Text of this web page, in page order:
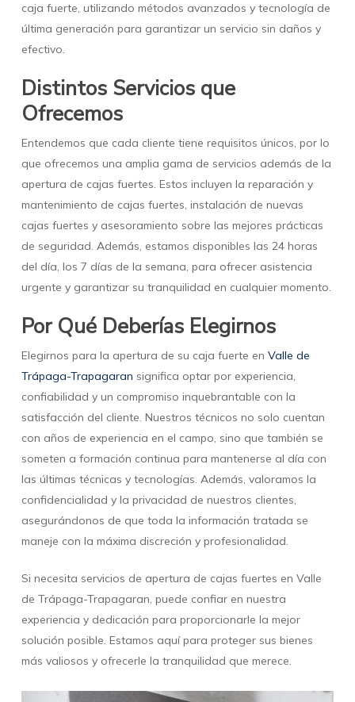
caja fuerte, utilizando métodos avanzados y tecnología de
última generación para garantizar un servicio sin daños y
efectivo.
Distintos Servicios que
Ofrecemos
Entendemos que cada cliente tiene requisitos únicos, por lo
que ofrecemos una amplia gama de servicios además de la
apertura de cajas fuertes. Estos incluyen la reparación y
mantenimiento de cajas fuertes, instalación de nuevas
cajas fuertes y asesoramiento sobre las mejores prácticas
de seguridad. Además, estamos disponibles las 24 horas
del día, los 7 días de la semana, para ofrecer asistencia
urgente y garantizar su tranquilidad en cualquier momento.
Por Qué Deberías Elegirnos
Elegirnos para la apertura de su caja fuerte en Valle de
Trápaga-Trapagaran significa optar por experiencia,
confiabilidad y un compromiso inquebrantable con la
satisfacción del cliente. Nuestros técnicos no solo cuentan
con años de experiencia en el campo, sino que también se
someten a formación continua para mantenerse al día con
las últimas técnicas y tecnologías. Además, valoramos la
confidencialidad y la privacidad de nuestros clientes,
asegurándonos de que toda la información tratada se
maneje con la máxima discreción y profesionalidad.
Si necesita servicios de apertura de cajas fuertes en Valle
de Trápaga-Trapagaran, puede confiar en nuestra
experiencia y dedicación para proporcionarle la mejor
solución posible. Estamos aquí para proteger sus bienes
más valiosos y ofrecerle la tranquilidad que merece.